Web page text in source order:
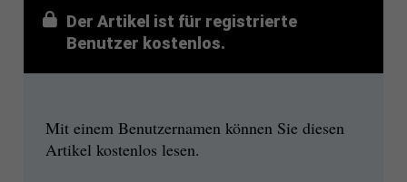
Der Artikel ist für registrierte
Benutzer kostenlos.
Mit einem Benutzernamen können Sie diesen
Artikel kostenlos lesen.